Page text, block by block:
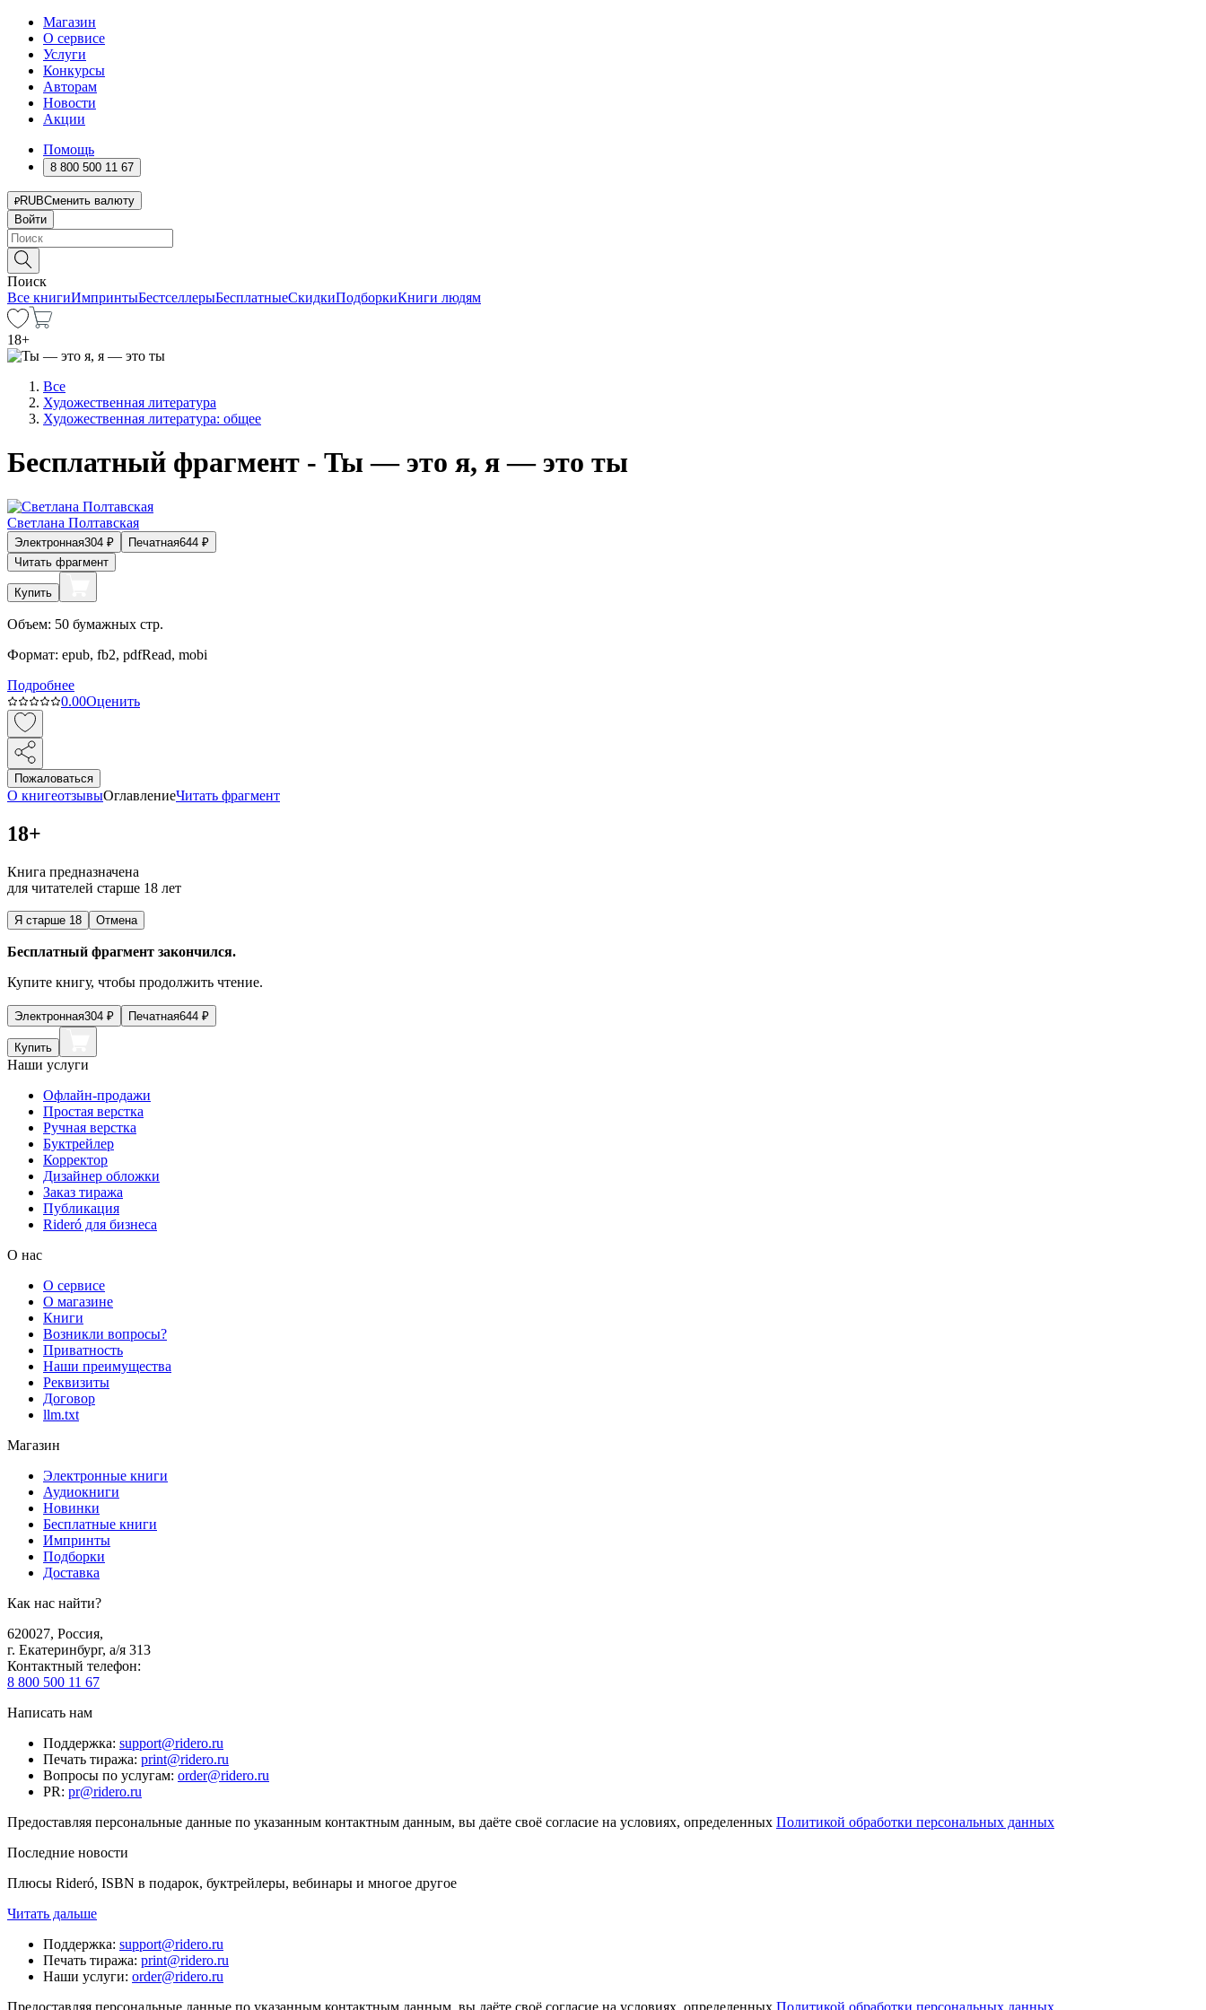
Магазин
О сервисе
Услуги
Конкурсы
Авторам
Новости
Акции
Помощь
8 800 500 11 67
RUBСменить валюту
Войти
Поиск
Все книгиИмпринтыБестселлерыБесплатныеСкидкиПодборкиКниги людям
18+
Все
Художественная литература
Художественная литература: общее
Бесплатный фрагмент - Ты — это я, я — это ты
Светлана Полтавская
Электронная304 ₽ Печатная644 ₽
Читать фрагмент
Купить
Объем: 50 бумажных стр.
Формат: epub, fb2, pdfRead, mobi
Подробнее
0.00Оценить
Пожаловаться
О книгеотзывыОглавлениеЧитать фрагмент
18+
Книга предназначена
для читателей старше 18 лет
Я старше 18 Отмена
Бесплатный фрагмент закончился.
Купите книгу, чтобы продолжить чтение.
Электронная304 ₽ Печатная644 ₽
Купить
Наши услуги
Офлайн-продажи
Простая верстка
Ручная верстка
Буктрейлер
Корректор
Дизайнер обложки
Заказ тиража
Публикация
Rideró для бизнеса
О нас
О сервисе
О магазине
Книги
Возникли вопросы?
Приватность
Наши преимущества
Реквизиты
Договор
llm.txt
Магазин
Электронные книги
Аудиокниги
Новинки
Бесплатные книги
Импринты
Подборки
Доставка
Как нас найти?
620027, Россия,
г. Екатеринбург, а/я 313
Контактный телефон:
8 800 500 11 67
Написать нам
Поддержка: support@ridero.ru
Печать тиража: print@ridero.ru
Вопросы по услугам: order@ridero.ru
PR: pr@ridero.ru
Предоставляя персональные данные по указанным контактным данным, вы даёте своё согласие на условиях, определенных Политикой обработки персональных данных
Последние новости
Плюсы Rideró, ISBN в подарок, буктрейлеры, вебинары и многое другое
Читать дальше
Поддержка: support@ridero.ru
Печать тиража: print@ridero.ru
Наши услуги: order@ridero.ru
Предоставляя персональные данные по указанным контактным данным, вы даёте своё согласие на условиях, определенных Политикой обработки персональных данных